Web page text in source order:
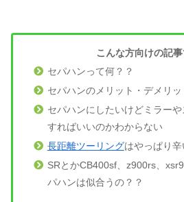
こんな方向けの記事
セパハンって何？？
セパハンのメリット・デメリ
セパハンにしたいけどミラー
すればいいのかわからない
長距離ツーリングはやっぱり辛
SRとかCB400sf、z900rs、
パハンは似合うの？？